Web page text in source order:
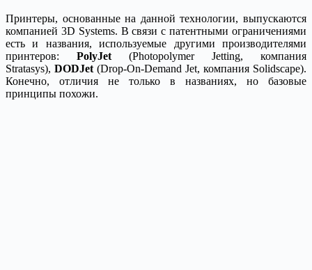
Принтеры, основанные на данной технологии, выпускаются
компанией 3D Systems. В связи с патентными ограничениями
есть и названия, используемые другими производителями
принтеров: PolyJet (Photopolymer Jetting, компания
Stratasys), DODJet (Drop-On-Demand Jet, компания Solidscape).
Конечно, отличия не только в названиях, но базовые
принципы похожи.